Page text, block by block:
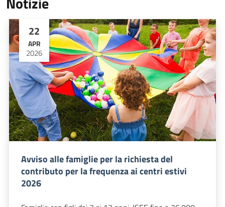
22
APR
2026
Avviso alle famiglie per la richiesta del
contributo per la frequenza ai centri estivi
2026